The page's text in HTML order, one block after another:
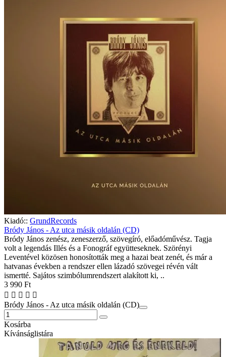
Kiadó:: GrundRecords
Bródy János - Az utca másik oldalán (CD)
Bródy János zenész, zeneszerző, szövegíró, előadóművész. Tagja
volt a legendás Illés és a Fonográf együtteseknek. Szörényi
Leventével közösen honosították meg a hazai beat zenét, és már a
hatvanas években a rendszer ellen lázadó szövegei révén vált
ismertté. Sajátos szimbólumrendszert alakított ki, ..
3 990 Ft
Bródy János - Az utca másik oldalán (CD)
Kosárba
Kívánságlistára